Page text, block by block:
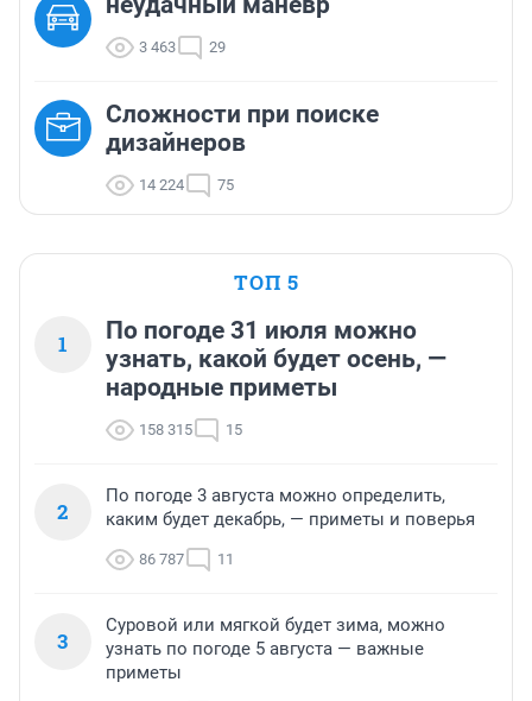
3 463 29
Сложности при поиске
дизайнеров
14 224 75
ТОП 5
1
По погоде 31 июля можно
узнать, какой будет осень, —
народные приметы
158 315 15
2
По погоде 3 августа можно определить,
каким будет декабрь, — приметы и поверья
86 787 11
3
Суровой или мягкой будет зима, можно
узнать по погоде 5 августа — важные
приметы